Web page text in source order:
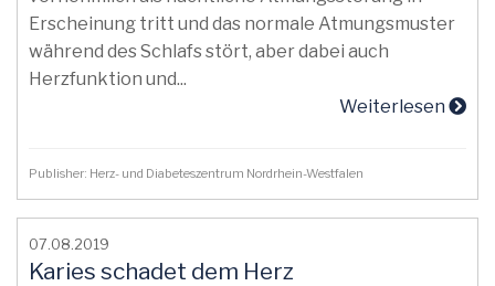
Erscheinung tritt und das normale Atmungsmuster
während des Schlafs stört, aber dabei auch
Herzfunktion und...
Weiterlesen
Publisher: Herz- und Diabeteszentrum Nordrhein-Westfalen
07.08.2019
Karies schadet dem Herz